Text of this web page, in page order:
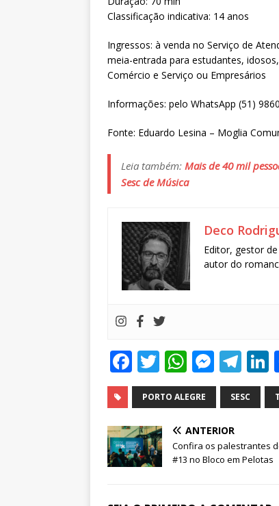
Classificação indicativa: 14 anos
Ingressos: à venda no Serviço de
meia-entrada para estudantes,
Comércio e Serviço ou Empresários
Informações: pelo WhatsApp (51)
Fonte: Eduardo Lesina – Moglia
Leia também: Mais de 40 mil
Sesc de Música
Deco
Editor, gestor
autor do
F
a
c
e
b
o
T
w
it
te
r
W
h
at
s
A
p
M
e
ss
e
n
g
T
el
e
ra
m n
PORTO ALEGRE SESC
ANTERIOR
Confira os palestrantes
#13 no Bloco em Pelotas